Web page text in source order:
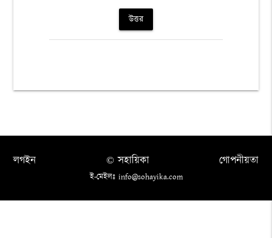
উত্তর
লগইন গোপনীয়তা
© সহায়িকা
ই-মেইলঃ info@sohayika.com